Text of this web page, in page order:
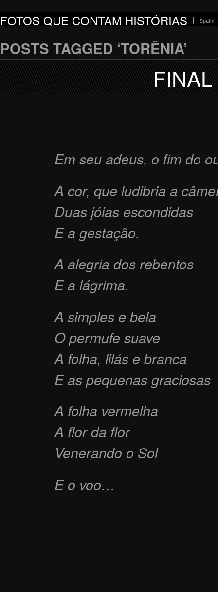
FOTOS QUE CONTAM HISTÓRIAS Spathi
POSTS TAGGED ‘TORÊNIA’
Em seu adeus, o fim do
A cor, que ludibria a
Duas jóias escondidas
E a gestação.
A alegria dos rebentos
E a lágrima.
A simples e bela
O permufe suave
A folha, lilás e branca
E as pequenas graciosas
A folha vermelha
A flor da flor
Venerando o Sol
E o voo…